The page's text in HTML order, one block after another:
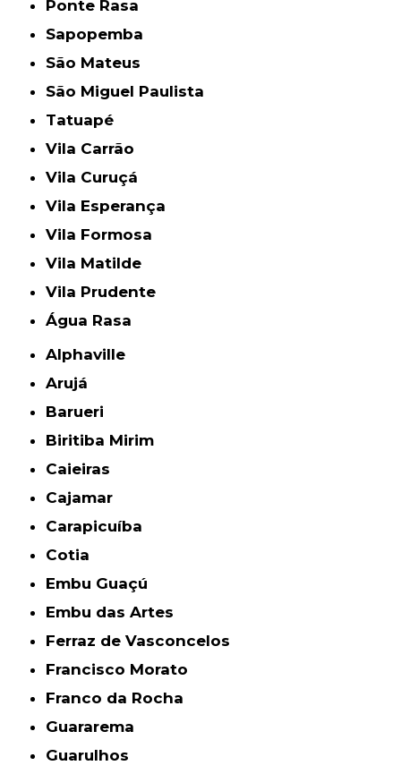
Ponte Rasa
Sapopemba
São Mateus
São Miguel Paulista
Tatuapé
Vila Carrão
Vila Curuçá
Vila Esperança
Vila Formosa
Vila Matilde
Vila Prudente
Água Rasa
Alphaville
Arujá
Barueri
Biritiba Mirim
Caieiras
Cajamar
Carapicuíba
Cotia
Embu Guaçú
Embu das Artes
Ferraz de Vasconcelos
Francisco Morato
Franco da Rocha
Guararema
Guarulhos